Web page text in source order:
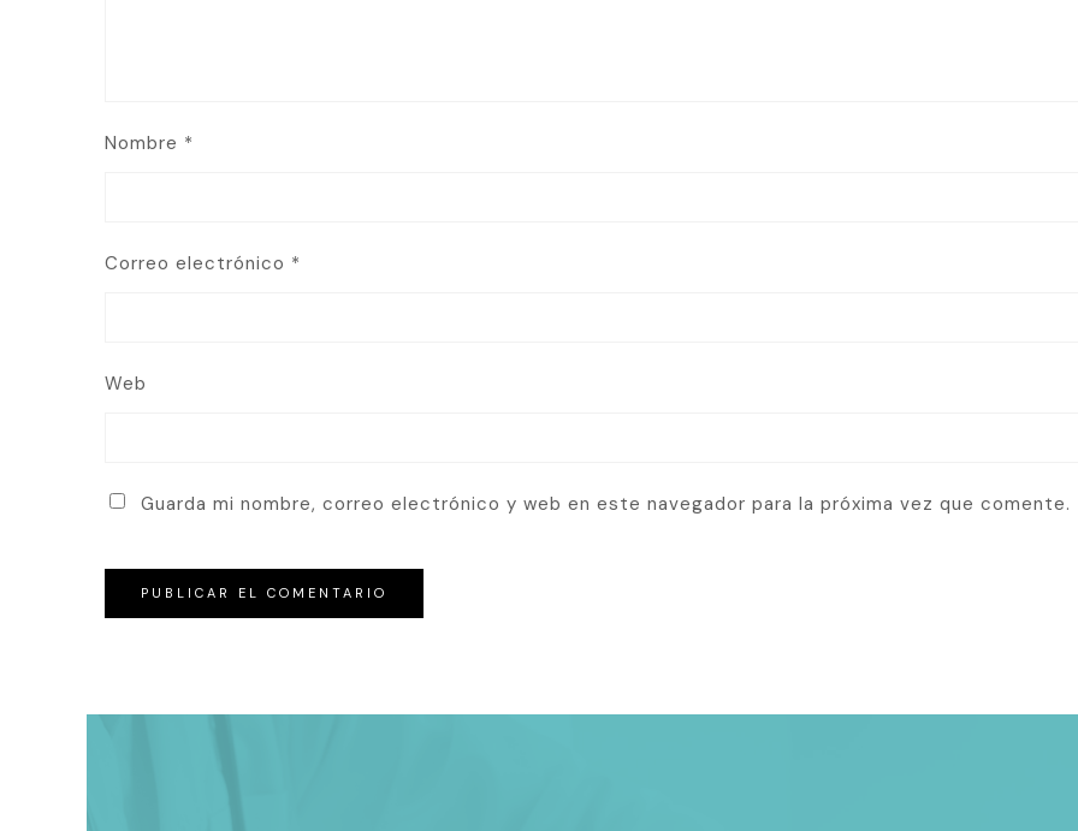
Nombre *
Correo electrónico *
Web
Guarda mi nombre, correo electrónico y web en este navegador para la próxima vez que comente.